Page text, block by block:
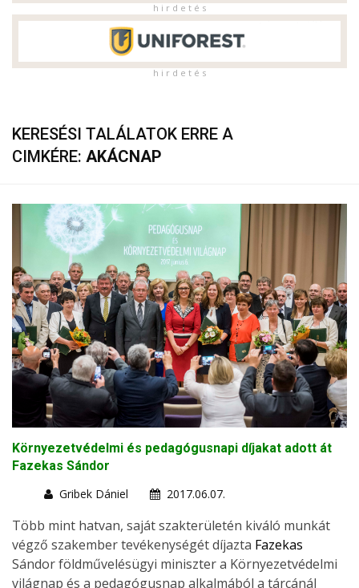
h i r d e t é s
h i r d e t é s
KERESÉSI TALÁLATOK ERRE A
CIMKÉRE: AKÁCNAP
Környezetvédelmi és pedagógusnapi díjakat adott át
Fazekas Sándor
Gribek Dániel
2017.06.07.
Több mint hatvan, saját szakterületén kiváló munkát
végző szakember tevékenységét díjazta Fazekas
Sándor földművelésügyi miniszter a Környezetvédelmi
világnap és a pedagógusnap alkalmából a tárcánál